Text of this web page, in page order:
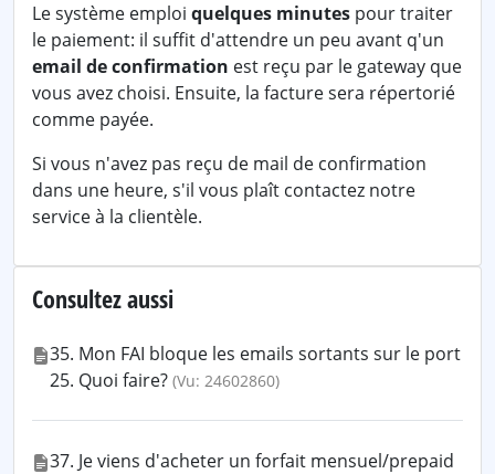
Le système emploi quelques minutes pour traiter
le paiement: il suffit d'attendre un peu avant q'un
email de confirmation est reçu par le gateway que
vous avez choisi. Ensuite, la facture sera répertorié
comme payée.
Si vous n'avez pas reçu de mail de confirmation
dans une heure, s'il vous plaît contactez notre
service à la clientèle.
Consultez aussi
35. Mon FAI bloque les emails sortants sur le port
25. Quoi faire? (Vu: 24602860)
37. Je viens d'acheter un forfait mensuel/prepaid